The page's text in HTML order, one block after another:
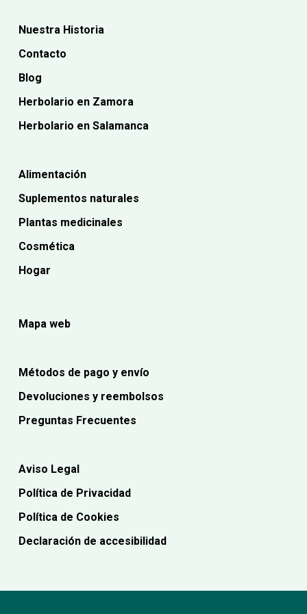
Nuestra Historia
Contacto
Blog
Herbolario en Zamora
Herbolario en Salamanca
Alimentación
Suplementos naturales
Plantas medicinales
Cosmética
Hogar
Mapa web
Métodos de pago y envío
Devoluciones y reembolsos
Preguntas Frecuentes
Aviso Legal
Política de Privacidad
Política de Cookies
Declaración de accesibilidad